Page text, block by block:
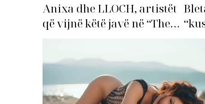
Anixa dhe LLOCH, artistët
që vijnë këtë javë në “The